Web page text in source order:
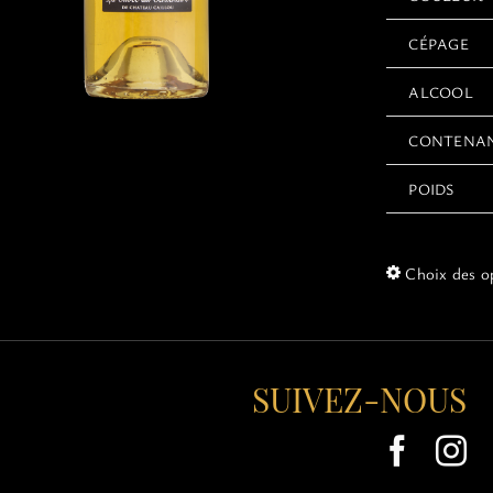
CÉPAGE
ALCOOL
POIDS
Choix des
SUIVEZ-NOUS